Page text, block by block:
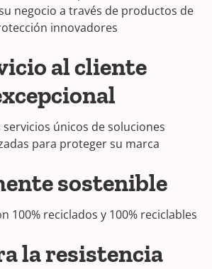
negocio a través de productos de
innovadores
al cliente
servicios únicos de soluciones
para proteger su marca
sostenible
100% reciclados y 100% reciclables
la resistencia